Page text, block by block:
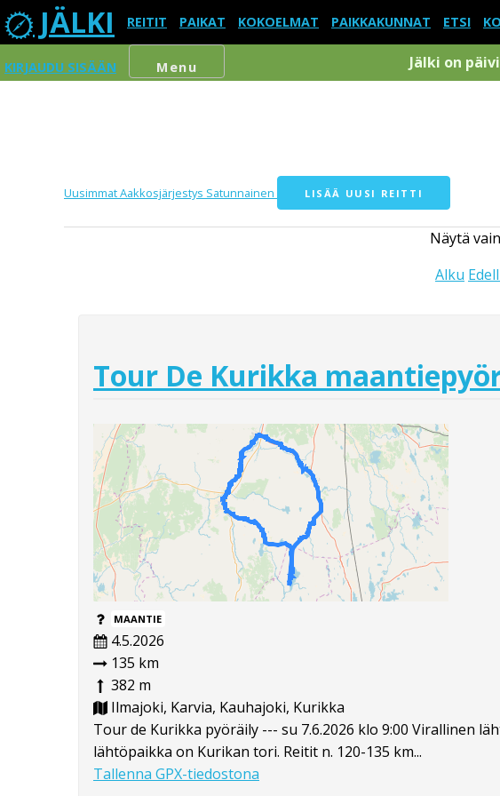
JÄLKI REITIT PAIKAT KOKOELMAT PAIKKAKUNNAT ETSI
KIRJAUDU SISÄÄN Menu Jälki on
UusimmatAakkosjärjestys Satunnainen LISÄÄ UUSI REITTI
Näytä
Alku
Tour De Kurikka
MAANTIE
4.5.2026
135 km
382 m
Ilmajoki, Karvia, Kauhajoki, Kurikka
Tour de Kurikka pyöräily --- su 7.6.2026 klo 9:00 Virallinen
lähtöpaikka on Kurikan tori. Reitit n. 120-135 km...
Tallenna GPX-tiedostona